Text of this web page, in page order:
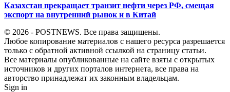
Казахстан прекращает транзит нефти через РФ, смещая
экспорт на внутренний рынок и в Китай
© 2026 - POSTNEWS. Все права защищены.
Любое копирование материалов с нашего ресурса разрешается
только с обратной активной ссылкой на страницу статьи.
Все материалы опубликованные на сайте взяты с открытых
источников и других порталов интернета, все права на
авторство принадлежат их законным владельцам.
Sign in